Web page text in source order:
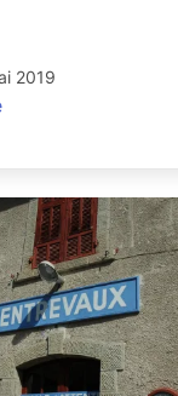
2019